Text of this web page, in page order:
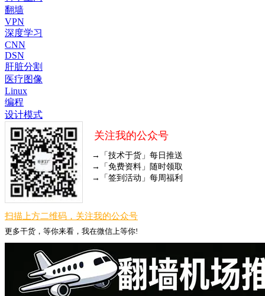
翻墙
VPN
深度学习
CNN
DSN
肝脏分割
医疗图像
Linux
编程
设计模式
关注我的公众号
→「技术于货」每日推送
→「免费资料」随时领取
→「签到活动」每周福利
扫描上方二维码，关注我的公众号
更多干货，等你来看，我在微信上等你!